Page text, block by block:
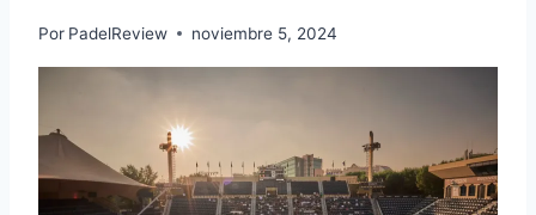
Por PadelReview noviembre 5, 2024